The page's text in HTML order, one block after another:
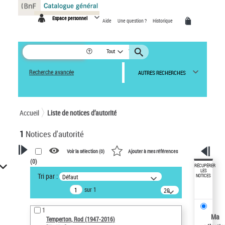
Espace personnel Aide Une question ? Historique
Tout
Recherche avancée AUTRES RECHERCHES
Accueil Liste de notices d’autorité
1 Notices d'autorité
VOTRE RECHERCHE
Recherche avancée dans les
notices d’autorité
Œuvres liées à l'auteur :
Temperton, Rod (1947-2016)
Voir la sélection (0) Ajouter à mes références
(0)
Tri par : Défaut
sur 1
20
résultats/page
1
Temperton, Rod (1947-2016)
RÉCUPÉRER
LES
NOTICES
Ma
Panneau de gestion des cookies